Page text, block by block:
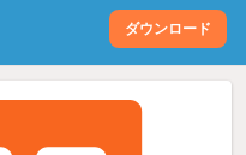
ダウンロード